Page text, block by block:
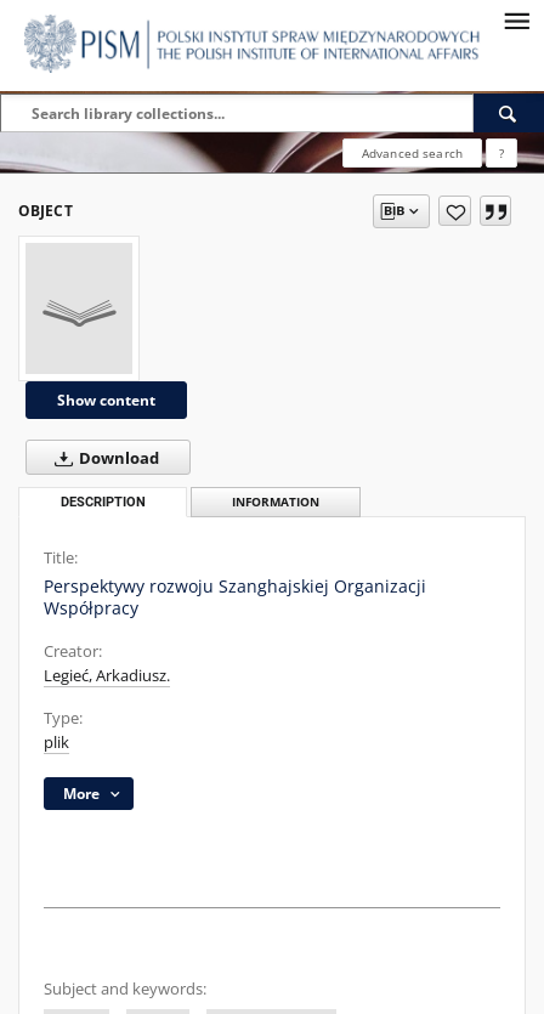
Advanced search ?
OBJECT
Show content
Download
DESCRIPTION INFORMATION
Title:
Perspektywy rozwoju Szanghajskiej Organizacji
Współpracy
Creator:
Legieć, Arkadiusz.
Type:
plik
More
Subject and keywords: